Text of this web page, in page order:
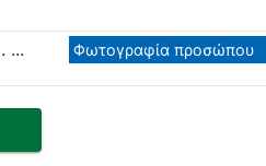
... Φωτογραφία προσώπου